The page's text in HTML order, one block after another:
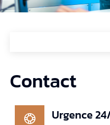
Contact
Urgence